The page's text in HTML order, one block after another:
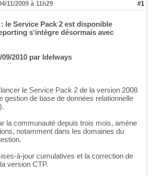
11/2009 à 11h29 #1
le Service Pack 2 est disponible
s'intègre désormais avec
2010 par Idelways
le Service Pack 2 de la version 2008
gestion de base de données relationnelle
la communauté depuis trois mois, amène
notamment dans les domaines du
à-jour cumulatives et la correction de
version CTP.